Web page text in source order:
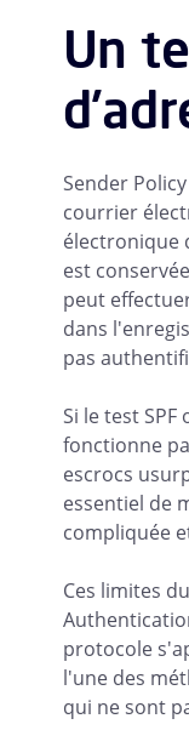
Un
Sender
courrier
électronique
est
peut
dans
pas
Si le test
fonctionne
escrocs
essentiel de
compliquée
Ces limites
protocole
l'une des
qui ne sont